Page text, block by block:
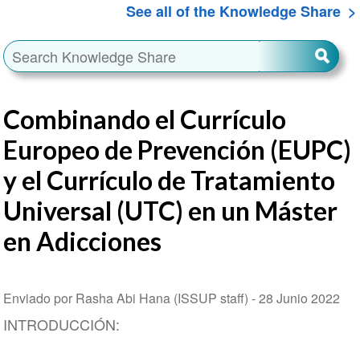
See all of the Knowledge Share
Combinando el Currículo
Europeo de Prevención (EUPC)
y el Currículo de Tratamiento
Universal (UTC) en un Máster
en Adicciones
Enviado por Rasha Abi Hana (ISSUP staff) -28 Junio 2022
INTRODUCCIÓN: